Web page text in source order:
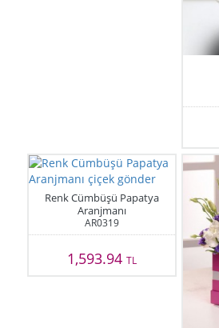
Renk Cümbüşü Papatya
Aranjmanı
AR0319
1,593.94TL